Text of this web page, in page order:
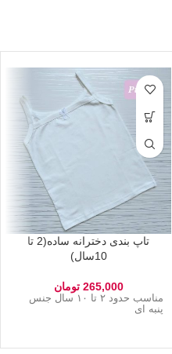
تاپ بندی دخترانه ساده(2 تا
10سال)
265,000 تومان
مناسب حدود ۲ تا ۱۰ سال جنس
پنبه ای